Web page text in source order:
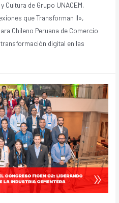
Cultura de Grupo UNACEM,
que Transforman II»,
Chileno Peruana de Comercio
digital en las